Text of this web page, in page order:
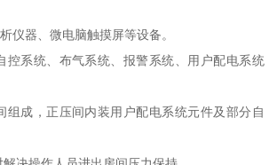
仪器、微电脑触摸屏等设备。
控系统、布气系统、报警系统、用户配电系统
组成，正压间内装用户配电系统元件及部分自